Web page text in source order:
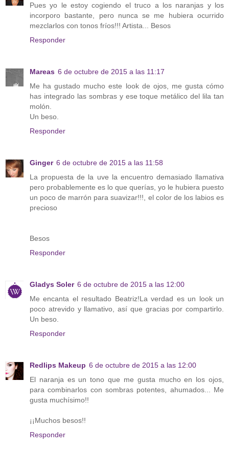
Pues yo le estoy cogiendo el truco a los naranjas y los
incorporo bastante, pero nunca se me hubiera ocurrido
mezclarlos con tonos fríos!!! Artista... Besos
Responder
Mareas 6 de octubre de 2015 a las 11:17
Me ha gustado mucho este look de ojos, me gusta cómo
has integrado las sombras y ese toque metálico del lila tan
molón.
Un beso.
Responder
Ginger 6 de octubre de 2015 a las 11:58
La propuesta de la uve la encuentro demasiado llamativa
pero probablemente es lo que querías, yo le hubiera puesto
un poco de marrón para suavizar!!!, el color de los labios es
precioso
Besos
Responder
Gladys Soler 6 de octubre de 2015 a las 12:00
Me encanta el resultado Beatriz!La verdad es un look un
poco atrevido y llamativo, así que gracias por compartirlo.
Un beso.
Responder
Redlips Makeup 6 de octubre de 2015 a las 12:00
El naranja es un tono que me gusta mucho en los ojos,
para combinarlos con sombras potentes, ahumados... Me
gusta muchísimo!!
¡¡Muchos besos!!
Responder